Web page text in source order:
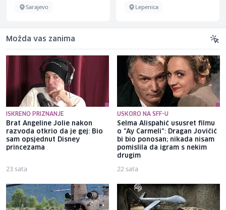
Sarajevo Lepenica
Možda vas zanima
ISKRENO PRIZNANJE
Brat Angeline Jolie nakon
razvoda otkrio da je gej: Bio
sam opsjednut Disney
princezama
23 sata
USKORO NA SFF-U
Selma Alispahić ususret filmu
o "Ay Carmeli": Dragan Jovičić
bi bio ponosan; nikada nisam
pomislila da igram s nekim
drugim
22 sata